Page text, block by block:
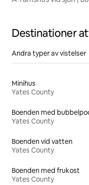
Destinationer
Andra typer av vistelser
Minihus
Yates County
Boenden med
Yates County
Boenden vid vatten
Yates County
Boenden med frukost
Yates County